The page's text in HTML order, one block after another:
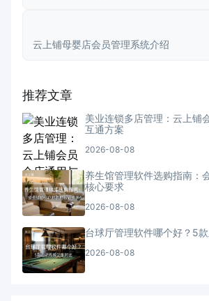
云上铺母婴店会员管理系统介绍
推荐文章
美业连锁多店管理：云上铺
互通方案
2026-08-08
养生馆管理软件选购指南：
核心要求
2026-08-08
台球厅管理软件哪个好？5
2026-08-08